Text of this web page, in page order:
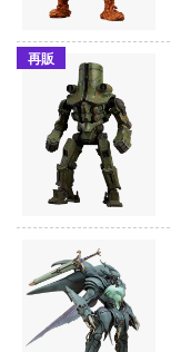
再販
シロの旅
ヤバイやつ
ざ・ろっく!
明 ピカちんキット